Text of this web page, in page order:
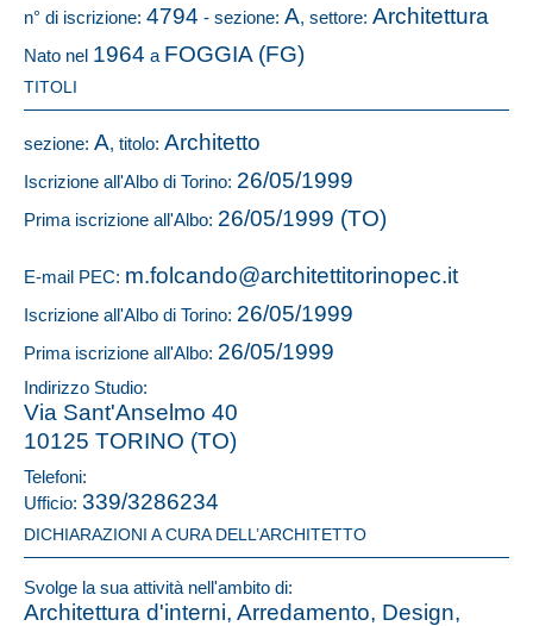
n° di iscrizione: 4794 - sezione: A, settore: Architettura
Nato nel 1964 a FOGGIA (FG)
TITOLI
sezione: A, titolo: Architetto
Iscrizione all'Albo di Torino: 26/05/1999
Prima iscrizione all'Albo: 26/05/1999 (TO)
E-mail PEC: m.folcando@architettitorinopec.it
Iscrizione all'Albo di Torino: 26/05/1999
Prima iscrizione all'Albo: 26/05/1999
Indirizzo Studio:
Via Sant'Anselmo 40
10125 TORINO (TO)
Telefoni:
Ufficio: 339/3286234
DICHIARAZIONI A CURA DELL’ARCHITETTO
Svolge la sua attività nell'ambito di:
Architettura d'interni, Arredamento, Design,